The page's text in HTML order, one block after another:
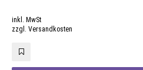
inkl. MwSt
zzgl. Versandkosten